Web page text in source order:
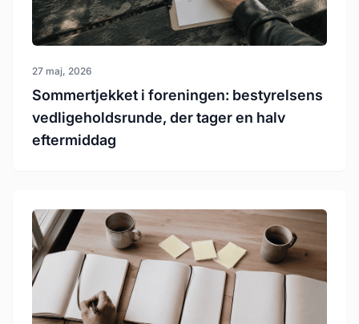
27 maj, 2026
Sommertjekket i foreningen: bestyrelsens
vedligeholdsrunde, der tager en halv
eftermiddag